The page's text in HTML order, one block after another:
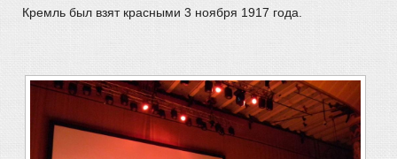
Кремль был взят красными 3 ноября 1917 года.